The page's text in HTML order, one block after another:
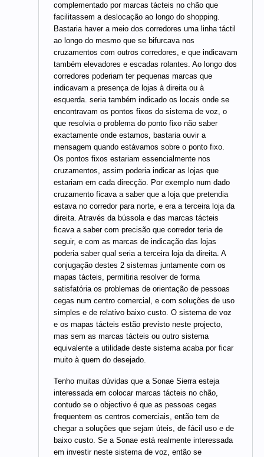
complementado por marcas tácteis no chão que
facilitassem a deslocação ao longo do shopping.
Bastaria haver a meio dos corredores uma linha táctil
ao longo do mesmo que se bifurcava nos
cruzamentos com outros corredores, e que indicavam
também elevadores e escadas rolantes. Ao longo dos
corredores poderiam ter pequenas marcas que
indicavam a presença de lojas à direita ou à
esquerda. seria também indicado os locais onde se
encontravam os pontos fixos do sistema de voz, o
que resolvia o problema do ponto fixo não saber
exactamente onde estamos, bastaria ouvir a
mensagem quando estávamos sobre o ponto fixo.
Os pontos fixos estariam essencialmente nos
cruzamentos, assim poderia indicar as lojas que
estariam em cada direcção. Por exemplo num dado
cruzamento ficava a saber que a loja que pretendia
estava no corredor para norte, e era a terceira loja da
direita. Através da bússola e das marcas tácteis
ficava a saber com precisão que corredor teria de
seguir, e com as marcas de indicação das lojas
poderia saber qual seria a terceira loja da direita. A
conjugação destes 2 sistemas juntamente com os
mapas tácteis, permitiria resolver de forma
satisfatória os problemas de orientação de pessoas
cegas num centro comercial, e com soluções de uso
simples e de relativo baixo custo. O sistema de voz
e os mapas tácteis estão previsto neste projecto,
mas sem as marcas tácteis ou outro sistema
equivalente a utilidade deste sistema acaba por ficar
muito à quem do desejado.
Tenho muitas dúvidas que a Sonae Sierra esteja
interessada em colocar marcas tácteis no chão,
contudo se o objectivo é que as pessoas cegas
frequentem os centros comerciais, então tem de
chegar a soluções que sejam úteis, de fácil uso e de
baixo custo. Se a Sonae está realmente interessada
em investir neste sistema de voz, então se